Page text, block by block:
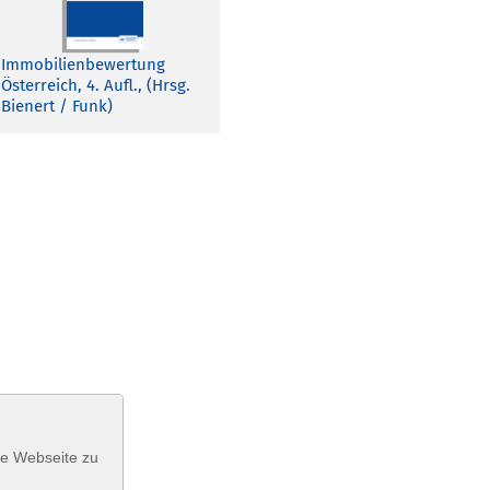
Immobilienbewertung
Österreich, 4. Aufl., (Hrsg.
Bienert / Funk)
Webseite zu